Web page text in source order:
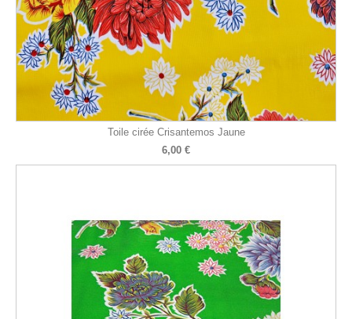
Toile cirée Crisantemos Jaune
6,00 €